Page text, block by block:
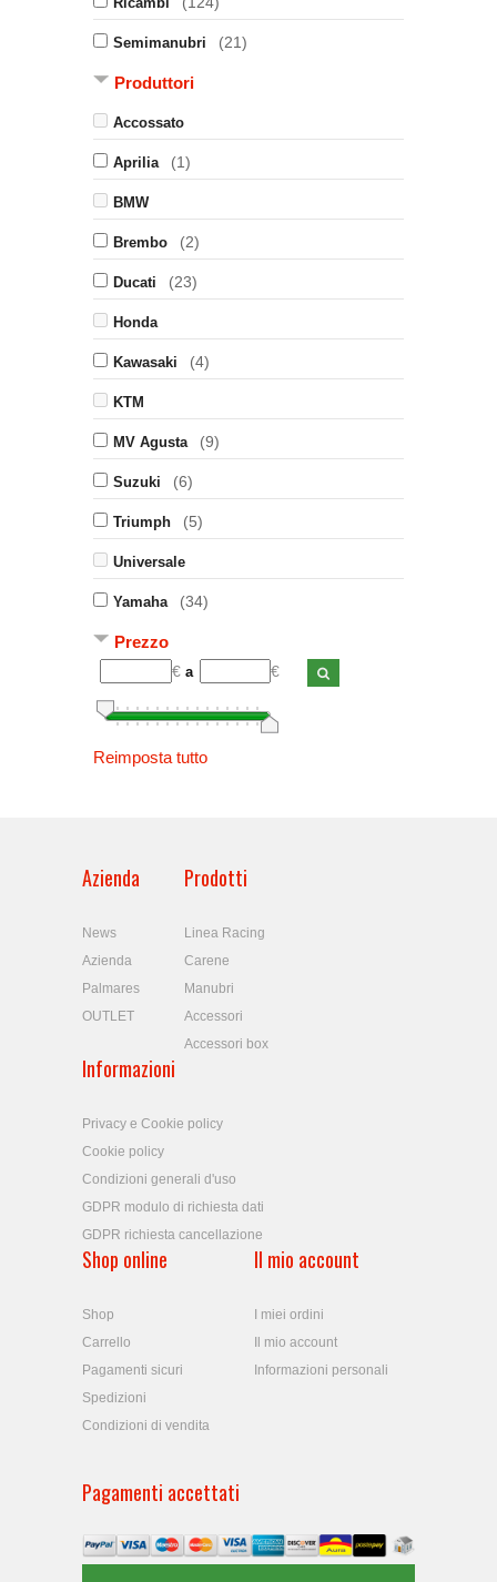
Semimanubri (21)
Produttori
Accossato
Aprilia (1)
BMW
Brembo (2)
Ducati (23)
Honda
Kawasaki (4)
KTM
MV Agusta (9)
Suzuki (6)
Triumph (5)
Universale
Yamaha (34)
Prezzo
€ a €
Reimposta tutto
Azienda
News
Azienda
Palmares
OUTLET
Prodotti
Linea Racing
Carene
Manubri
Accessori
Accessori box
Informazioni
Privacy e Cookie policy
Cookie policy
Condizioni generali d'uso
GDPR modulo di richiesta dati
GDPR richiesta cancellazione
Shop online
Shop
Carrello
Pagamenti sicuri
Spedizioni
Condizioni di vendita
Il mio account
I miei ordini
Il mio account
Informazioni personali
Pagamenti accettati